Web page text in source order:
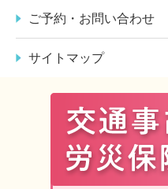
ご予約・お問い合わせ
サイトマップ